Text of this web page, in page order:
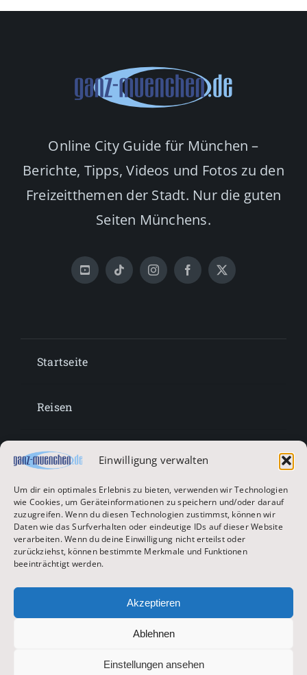
Einwilligung verwalten
Um dir ein optimales Erlebnis zu bieten, verwenden wir Technologien
wie Cookies, um Geräteinformationen zu speichern und/oder darauf
zuzugreifen. Wenn du diesen Technologien zustimmst, können wir
Daten wie das Surfverhalten oder eindeutige IDs auf dieser Website
verarbeiten. Wenn du deine Einwilligung nicht erteilst oder
zurückziehst, können bestimmte Merkmale und Funktionen
beeinträchtigt werden.
Akzeptieren
Ablehnen
Einstellungen ansehen
Online City Guide für München –
Berichte, Tipps, Videos und Fotos zu den
Freizeitthemen der Stadt. Nur die guten
Seiten Münchens.
Startseite
Reisen
Lifestyle
Entertainment
Oktoberfest & Volksfeste
Zur Hauptseite